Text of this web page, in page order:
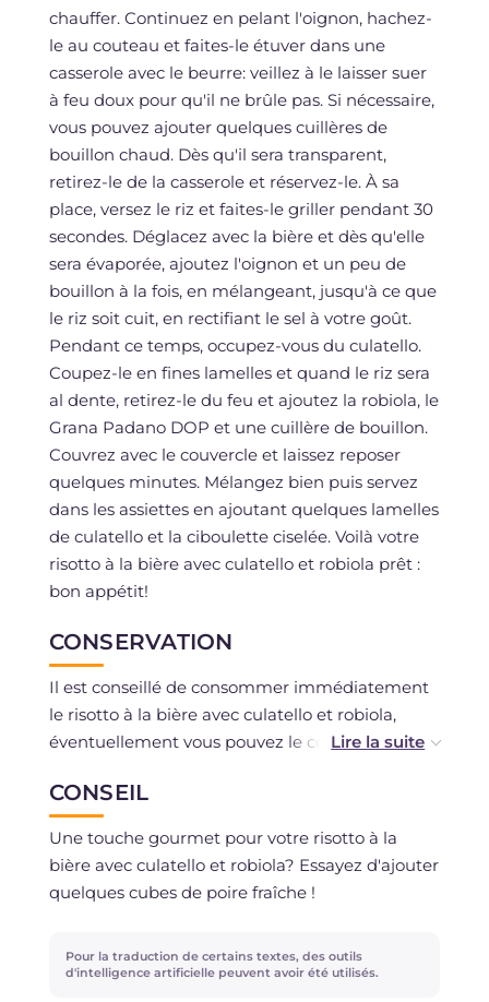
chauffer. Continuez en pelant l'oignon, hachez-
le au couteau et faites-le étuver dans une
casserole avec le beurre: veillez à le laisser suer
à feu doux pour qu'il ne brûle pas. Si nécessaire,
vous pouvez ajouter quelques cuillères de
bouillon chaud. Dès qu'il sera transparent,
retirez-le de la casserole et réservez-le. À sa
place, versez le riz et faites-le griller pendant 30
secondes. Déglacez avec la bière et dès qu'elle
sera évaporée, ajoutez l'oignon et un peu de
bouillon à la fois, en mélangeant, jusqu'à ce que
le riz soit cuit, en rectifiant le sel à votre goût.
Pendant ce temps, occupez-vous du culatello.
Coupez-le en fines lamelles et quand le riz sera
al dente, retirez-le du feu et ajoutez la robiola, le
Grana Padano DOP et une cuillère de bouillon.
Couvrez avec le couvercle et laissez reposer
quelques minutes. Mélangez bien puis servez
dans les assiettes en ajoutant quelques lamelles
de culatello et la ciboulette ciselée. Voilà votre
risotto à la bière avec culatello et robiola prêt :
bon appétit!
CONSERVATION
Il est conseillé de consommer immédiatement
le risotto à la bière avec culatello et robiola,
éventuellement vous pouvez le conserver au
CONSEIL
Une touche gourmet pour votre risotto à la
bière avec culatello et robiola? Essayez d'ajouter
quelques cubes de poire fraîche !
Pour la traduction de certains textes, des outils
d'intelligence artificielle peuvent avoir été utilisés.